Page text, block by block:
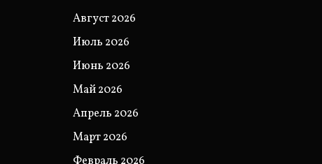
Август 2026
Июль 2026
Июнь 2026
Май 2026
Апрель 2026
Март 2026